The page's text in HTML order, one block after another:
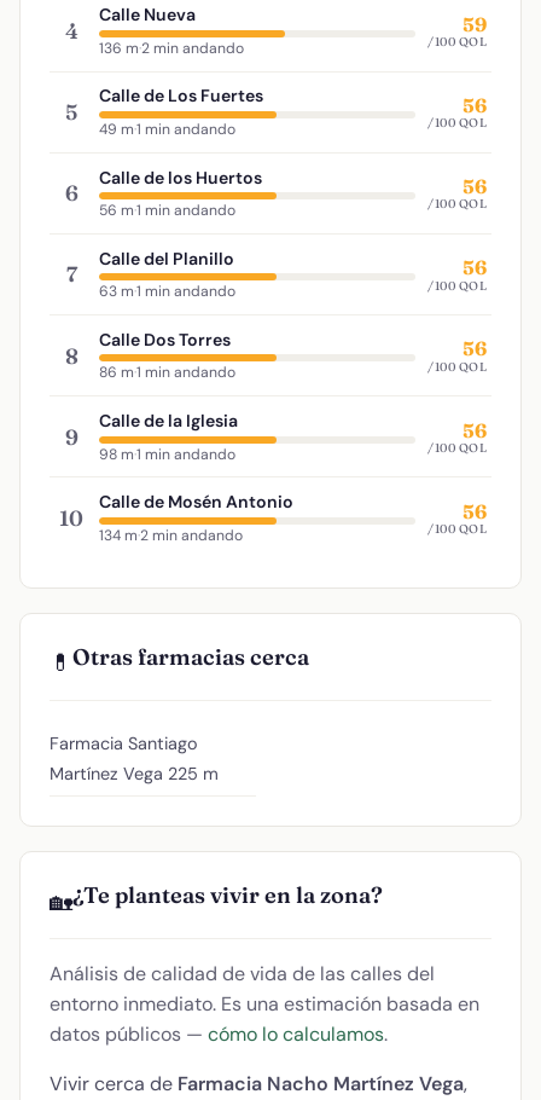
4
Calle Nueva
136 m·2 min andando
59
/100 QOL
5
Calle de Los Fuertes
49 m·1 min andando
56
/100 QOL
6
Calle de los Huertos
56 m·1 min andando
56
/100 QOL
7
Calle del Planillo
63 m·1 min andando
56
/100 QOL
8
Calle Dos Torres
86 m·1 min andando
56
/100 QOL
9
Calle de la Iglesia
98 m·1 min andando
56
/100 QOL
10
Calle de Mosén Antonio
134 m·2 min andando
56
/100 QOL
💊 Otras farmacias cerca
Farmacia Santiago
Martínez Vega 225 m
🏡¿Te planteas vivir en la zona?
Análisis de calidad de vida de las calles del
entorno inmediato. Es una estimación basada en
datos públicos — cómo lo calculamos.
Vivir cerca de Farmacia Nacho Martínez Vega,